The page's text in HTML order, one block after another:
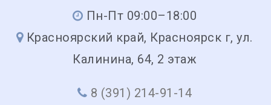
Пн-Пт 09:00–18:00
Красноярский край, Красноярск г, ул.
Калинина, 64, 2 этаж
8 (391) 214-91-14